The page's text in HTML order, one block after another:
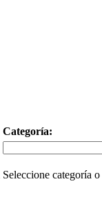
Categoría:
Seleccione categoría